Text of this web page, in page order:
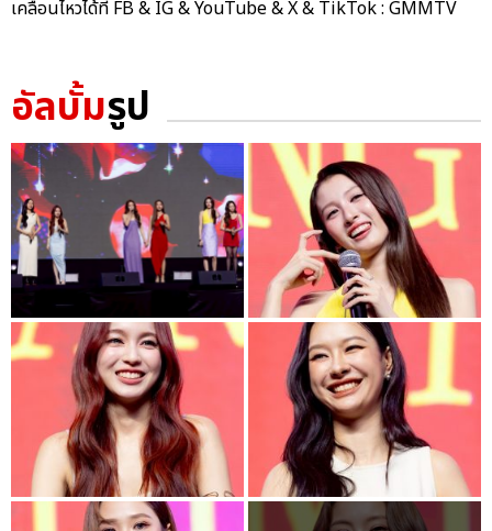
เคลื่อนไหวได้ที่ FB & IG & YouTube & X & TikTok : GMMTV
อัลบั้มรูป